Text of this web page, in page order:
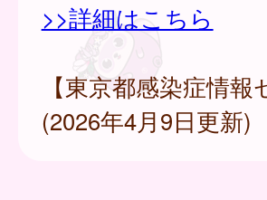
>>詳細はこちら
【東京都感染症情
(2026年4月9日更新)